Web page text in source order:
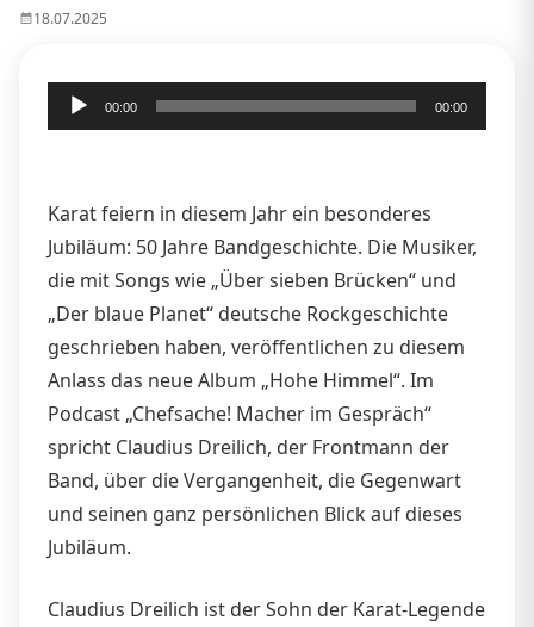
18.07.2025
Audio-
Player
00:00 00:00
Karat feiern in diesem Jahr ein besonderes
Jubiläum: 50 Jahre Bandgeschichte. Die Musiker,
die mit Songs wie „Über sieben Brücken“ und
„Der blaue Planet“ deutsche Rockgeschichte
geschrieben haben, veröffentlichen zu diesem
Anlass das neue Album „Hohe Himmel“. Im
Podcast „Chefsache! Macher im Gespräch“
spricht Claudius Dreilich, der Frontmann der
Band, über die Vergangenheit, die Gegenwart
und seinen ganz persönlichen Blick auf dieses
Jubiläum.
Claudius Dreilich ist der Sohn der Karat-Legende